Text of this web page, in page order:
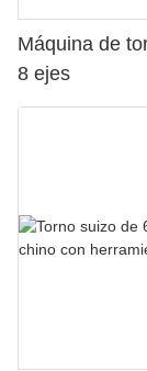
Máquina de
8 ejes